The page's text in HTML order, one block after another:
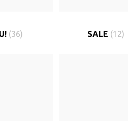
(36) SALE (12)